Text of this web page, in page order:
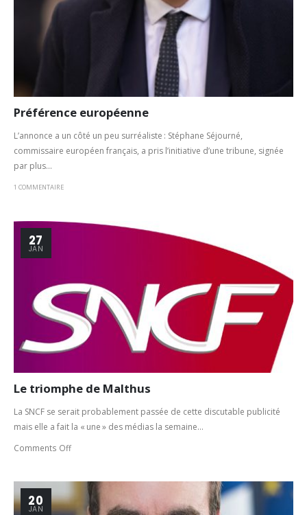
Préférence européenne
L’annonce a un côté un peu surréaliste : Stéphane Séjourné,
commissaire européen français, a pris l’initiative d’une tribune, signée
par plus...
1 COMMENTAIRE
27
JAN
Le triomphe de Malthus
La SNCF se serait probablement passée de cette discutable publicité
mais elle a fait la « une » des médias la semaine...
Comments Off
20
JAN